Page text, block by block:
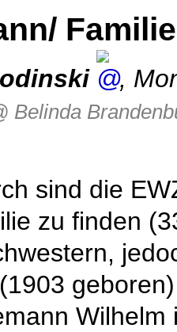
,
Belinda
sind die
zu finden